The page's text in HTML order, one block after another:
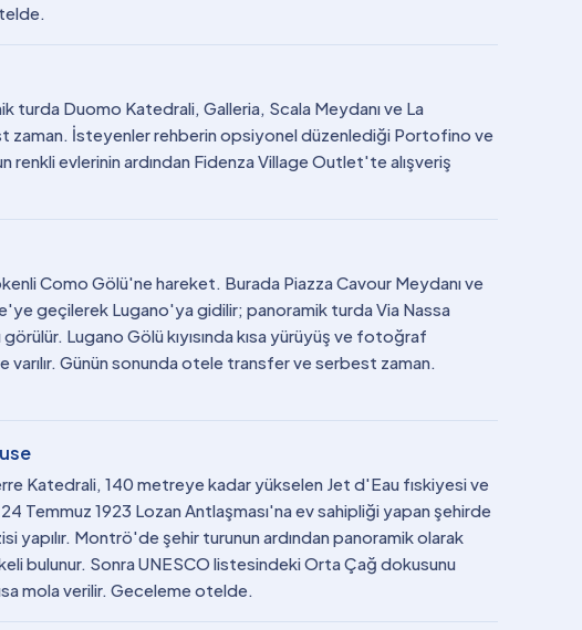
turda Duomo Katedrali, Galleria, Scala Meydanı ve La
zaman. İsteyenler rehberin opsiyonel düzenlediği Portofino ve
evlerinin ardından Fidenza Village Outlet'te alışveriş
Como Gölü'ne hareket. Burada Piazza Cavour Meydanı ve
geçilerek Lugano'ya gidilir; panoramik turda Via Nassa
görülür. Lugano Gölü kıyısında kısa yürüyüş ve fotoğraf
varılır. Günün sonunda otele transfer ve serbest zaman.
Katedrali, 140 metreye kadar yükselen Jet d'Eau fıskiyesi ve
Temmuz 1923 Lozan Antlaşması'na ev sahipliği yapan şehirde
yapılır. Montrö'de şehir turunun ardından panoramik olarak
bulunur. Sonra UNESCO listesindeki Orta Çağ dokusunu
mola verilir. Geceleme otelde.